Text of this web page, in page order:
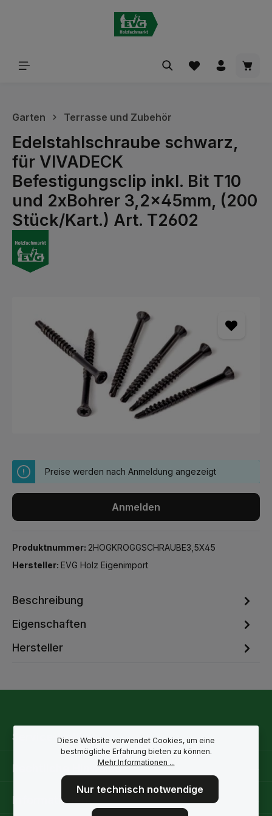
Garten Terrasse und Zubehör
Edelstahlschraube schwarz,
für VIVADECK
Befestigungsclip inkl. Bit T10
und 2xBohrer 3,2x45mm, (200
Stück/Kart.) Art. T2602
Preise werden nach Anmeldung angezeigt
Anmelden
Produktnummer: 2HOGKROGGSCHRAUBE3,5X45
Hersteller: EVG Holz Eigenimport
Beschreibung
Eigenschaften
Hersteller
Service-Hotline
Rechtliche Hinweise
Informationen
Diese Website verwendet Cookies, um eine
bestmögliche Erfahrung bieten zu können.
Mehr Informationen ...
Nur technisch notwendige